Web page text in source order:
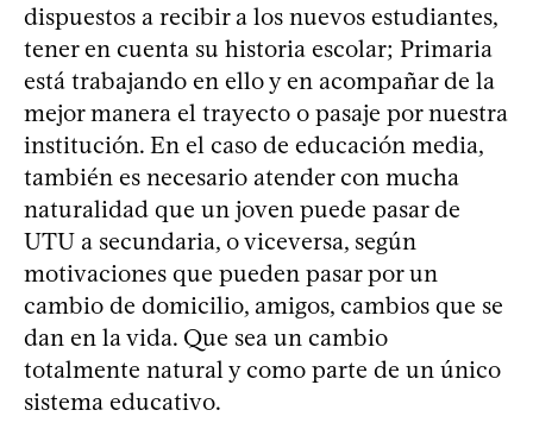
dispuestos a recibir a los nuevos estudiantes,
tener en cuenta su historia escolar; Primaria
está trabajando en ello y en acompañar de la
mejor manera el trayecto o pasaje por nuestra
institución. En el caso de educación media,
también es necesario atender con mucha
naturalidad que un joven puede pasar de
UTU a secundaria, o viceversa, según
motivaciones que pueden pasar por un
cambio de domicilio, amigos, cambios que se
dan en la vida. Que sea un cambio
totalmente natural y como parte de un único
sistema educativo.